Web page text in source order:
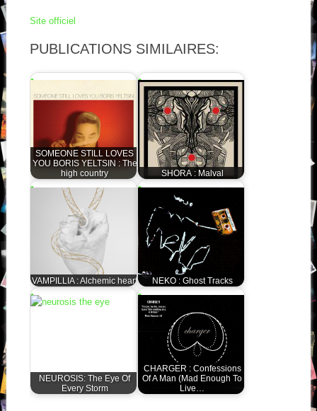
Site officiel
PUBLICATIONS SIMILAIRES:
SOMEONE STILL LOVES
YOU BORIS YELTSIN : The
high country
SHORA : Malval
VAMPILLIA : Alchemic heart NEKO : Ghost Tracks
NEUROSIS: The Eye Of
Every Storm
CHARGER : Confessions
Of A Man (Mad Enough To
Live…